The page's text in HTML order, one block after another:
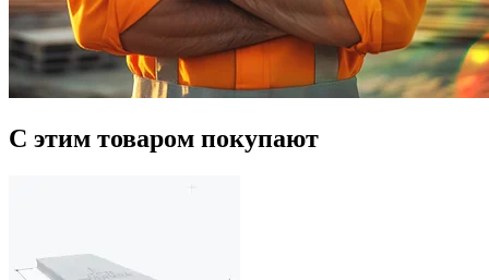
С этим товаром покупают